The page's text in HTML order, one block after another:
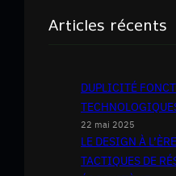
Articles récents
DUPLICITÉ
22 mai 2025
LE DESIGN À
TACTIQUES DE